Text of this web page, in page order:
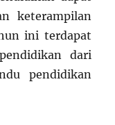
keterampilan
ini terdapat
dari
pendidikan